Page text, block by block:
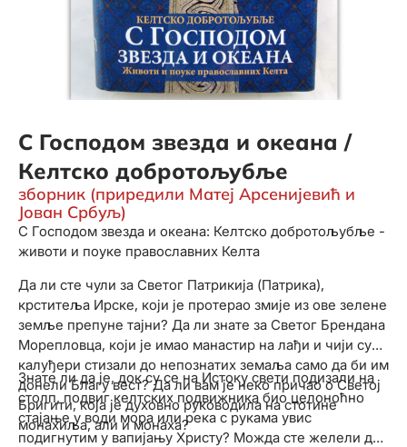
С Господом звезда и океана /
Келтско добротољубље
зборник (приредили Матеј Арсенијевић и
Јован Србуљ)
С Господом звезда и океана: Келтско добротољубље -
животи и поуке православних Келта
Да ли сте чули за Светог Патрикија (Патрика),
крститеља Ирске, који је протерао змије из ове зелене
земље препуне тајни? Да ли знате за Светог Брендана
Морепловца, који је имао манастир на лађи и чији су
калуђери стизали до непознатих земаља само да би им
донели Благу вест? Да ли вам је неко причао о Светој
Бригити, која је духовно руководила на стотине
монахиља, али и монаха?
Знате ли да је, док су се на Истоку свети подизали на
столп, подвиг келтских подвижника био целоноћно
стајање у води мора или река с рукама увис
подигнутим у вапијању Христу? Можда сте желели да